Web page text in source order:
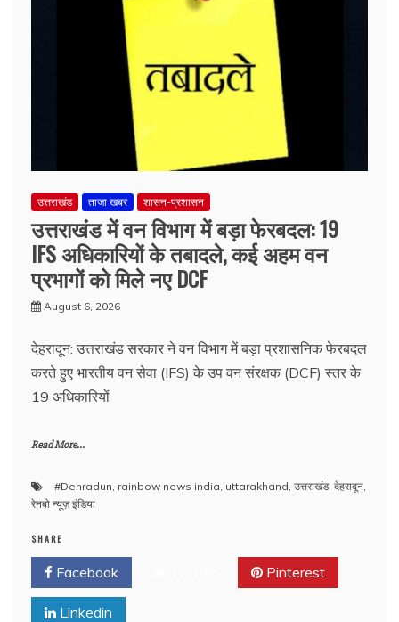
उत्तराखंड ताजा खबर शासन-प्रशासन
उत्तराखंड में वन विभाग में बड़ा फेरबदल: 19
IFS अधिकारियों के तबादले, कई अहम वन
प्रभागों को मिले नए DCF
August 6, 2026
देहरादून: उत्तराखंड सरकार ने वन विभाग में बड़ा प्रशासनिक फेरबदल
करते हुए भारतीय वन सेवा (IFS) के उप वन संरक्षक (DCF) स्तर के
19 अधिकारियों
Read More...
#Dehradun, rainbow news india, uttarakhand, उत्तराखंड, देहरादून,
रेनबो न्यूज़ इंडिया
SHARE
Facebook Pinterest
Linkedin